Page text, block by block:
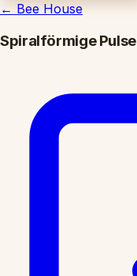
← Bee House
Spiralförmige Pulse